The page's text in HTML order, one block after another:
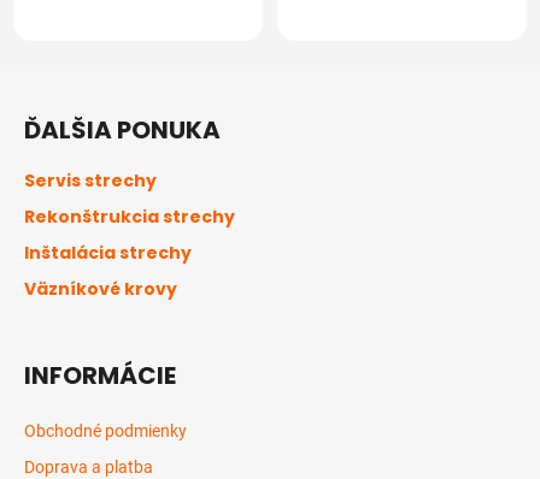
ĎALŠIA PONUKA
Servis strechy
Rekonštrukcia strechy
Inštalácia strechy
Väzníkové krovy
INFORMÁCIE
Obchodné podmienky
Doprava a platba